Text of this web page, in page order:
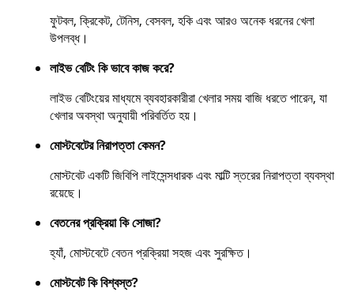
ফুটবল, ক্রিকেট, টেনিস, বেসবল, হকি এবং আরও অনেক ধরনের খেলা
উপলব্ধ।
লাইভ বেটিং কি ভাবে কাজ করে?
লাইভ বেটিংয়ের মাধ্যমে ব্যবহারকারীরা খেলার সময় বাজি ধরতে পারেন, যা
খেলার অবস্থা অনুযায়ী পরিবর্তিত হয়।
মোস্টবেটের নিরাপত্তা কেমন?
মোস্টবেট একটি জিবিপি লাইসেন্সধারক এবং মাল্টি স্তরের নিরাপত্তা ব্যবস্থা
রয়েছে।
বেতনের প্রক্রিয়া কি সোজা?
হ্যাঁ, মোস্টবেটে বেতন প্রক্রিয়া সহজ এবং সুরক্ষিত।
মোস্টবেট কি বিশ্বস্ত?